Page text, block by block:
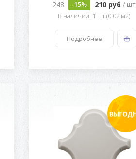
248 -15% 210 руб/ шт
В наличии: 1 шт (0.02 м2)
Подробнее